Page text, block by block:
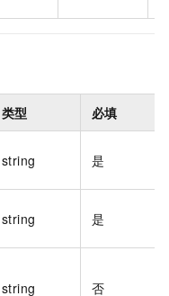
类型 必填
string 是
string 是
string 否